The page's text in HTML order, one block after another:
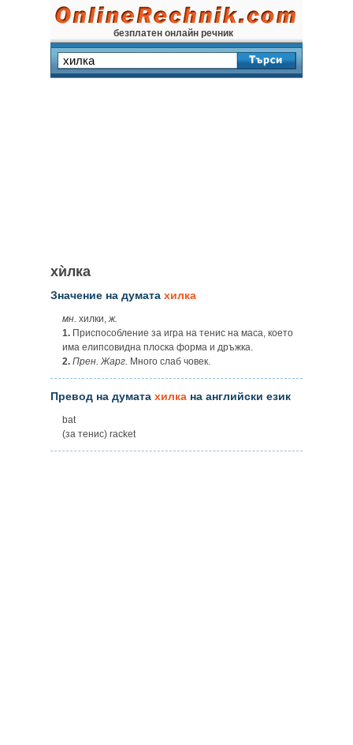
безплатен онлайн речник
хѝлка
Значение на думата хилка
мн. хилки,ж.
1. Приспособление за игра на тенис на маса, което
има елипсовидна плоска форма и дръжка.
2. Прен. Жарг. Много слаб човек.
Превод на думата хилка на английски език
bat
(за тенис) racket